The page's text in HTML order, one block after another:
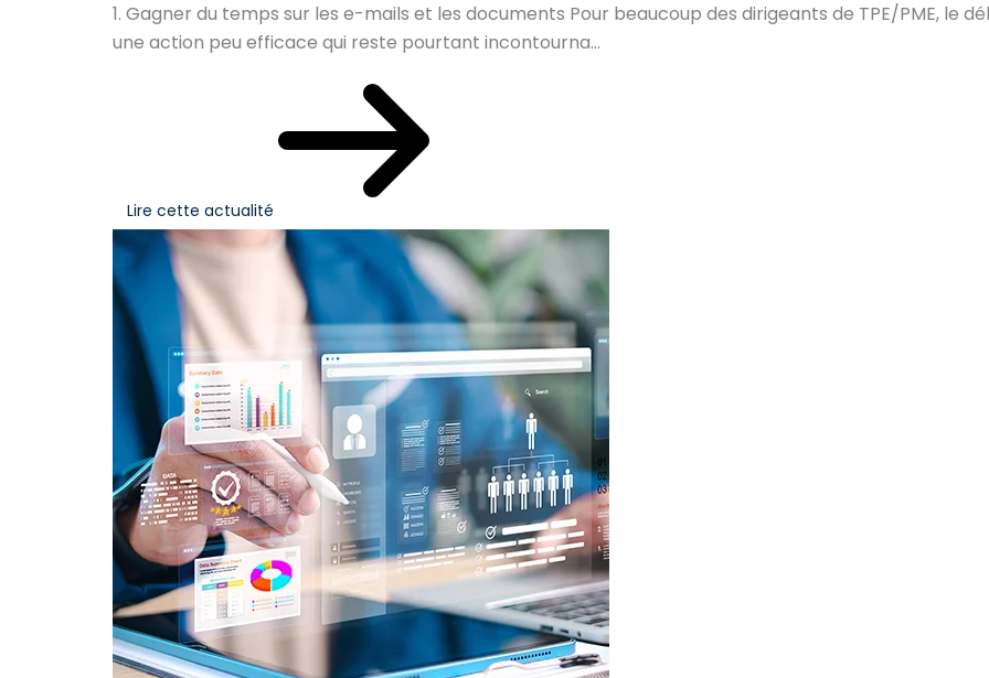
1. Gagner du temps sur les e-mails et les documents Pour beaucoup des dirigeants de TPE/PME, le
une action peu efficace qui reste pourtant incontourna...
Lire cette actualité